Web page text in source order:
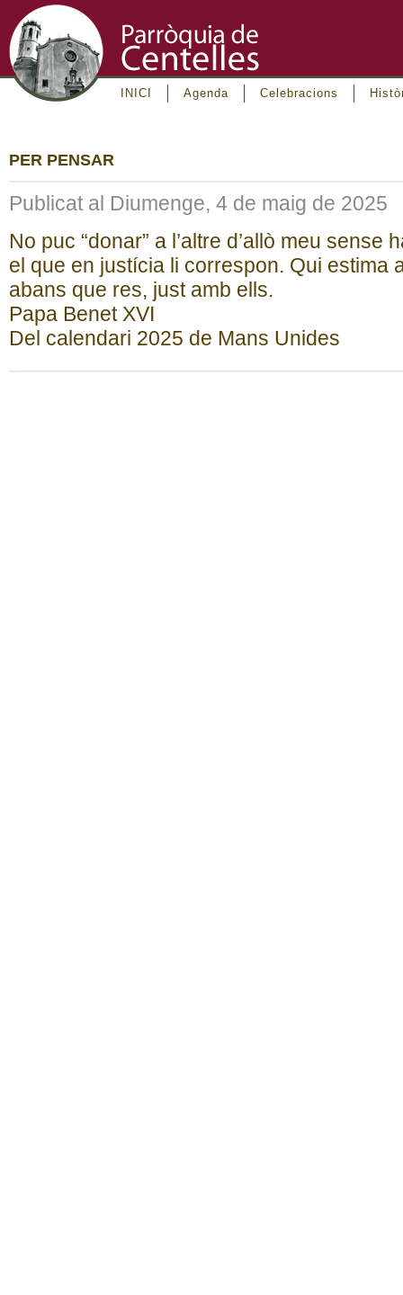
INICI Agenda Celebracions
PER PENSAR
Publicat al Diumenge, 4 de maig de 2025
No puc “donar” a l’altre d’allò meu sense
el que en justícia li correspon. Qui estima
abans que res, just amb ells.
Papa Benet XVI
Del calendari 2025 de Mans Unides